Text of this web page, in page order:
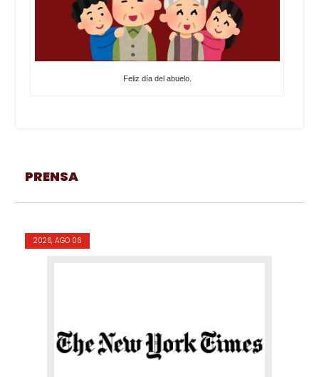
Feliz día del abuelo.
PRENSA
2026, AGO 06